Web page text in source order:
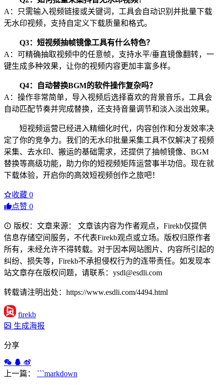
A：只需输入视频链接或关键词，工具会自动识别并批量下载
无水印视频，支持自定义下载质量和格式。
Q3：短视频抽帧镜像工具有什么特色？
A：可精确抽取视频中的任意帧，支持水平/垂直镜像翻转，一
键生成多种效果，让你的视频内容更加丰富多样。
Q4：自动替换BGM的软件操作复杂吗？
A：操作非常简单，导入视频后选择喜欢的背景音乐，工具会
自动匹配节奏并完成替换，还支持音量调节和淡入淡出效果。
短视频运营已经进入精细化时代，内容创作和分发效率决
定了你的竞争力。我们的无水印批量采集工具不仅解决了视频
采集、去水印、搬运的基础需求，还提供了抽帧镜像、BGM
替换等高级功能，助力你的短视频矩阵运营事半功倍。现在就
下载体验，开启你的高效短视频创作之旅吧！
收藏 0
点赞 0
版权：文章来源： 文章该内容为作者观点，Firekb仅提供
信息存储空间服务，不代表Firekb观点或立场。版权归原作者
所有，未经允许不得转载。对于因本网站图片、内容所引起的
纠纷、损失等，Firekb不承担侵权行为的连带责任。如发现本
站文章存在版权问题，请联系：ysdl@esdli.com
转载请注明出处：https://www.esdli.com/4494.html
firekb
生成海报
分享
上一篇： ```markdown